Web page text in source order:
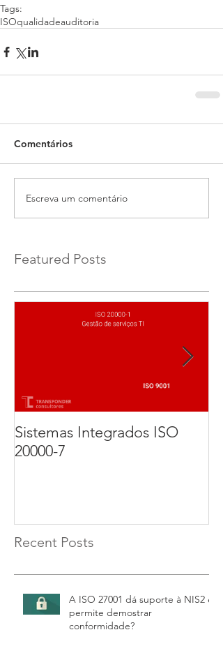
Tags:
ISOqualidadeauditoria
Comentários
Escreva um comentário
Featured Posts
Sistemas Integrados ISO
20000-7
Recent Posts
A ISO 27001 dá suporte à NIS2 e
permite demostrar
conformidade?